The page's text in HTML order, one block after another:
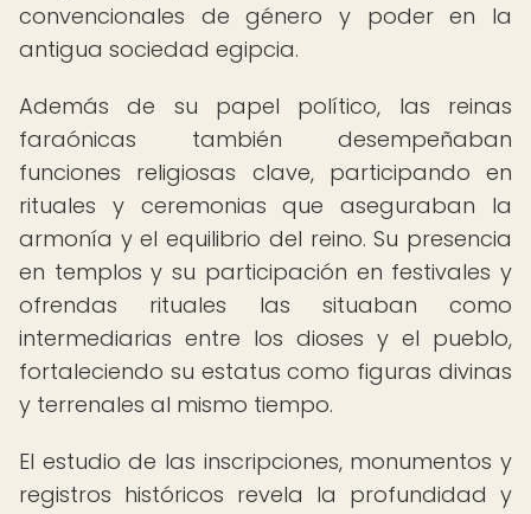
convencionales de género y poder en la
antigua sociedad egipcia.
Además de su papel político, las reinas
faraónicas también desempeñaban
funciones religiosas clave, participando en
rituales y ceremonias que aseguraban la
armonía y el equilibrio del reino. Su presencia
en templos y su participación en festivales y
ofrendas rituales las situaban como
intermediarias entre los dioses y el pueblo,
fortaleciendo su estatus como figuras divinas
y terrenales al mismo tiempo.
El estudio de las inscripciones, monumentos y
registros históricos revela la profundidad y